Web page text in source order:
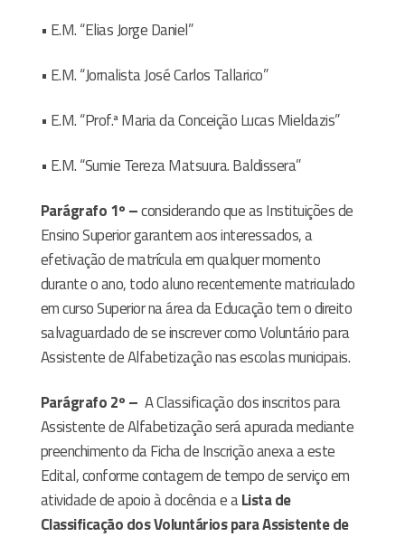
• E.M. “Elias Jorge Daniel”
• E.M. “Jornalista José Carlos Tallarico”
• E.M. “Prof.ª Maria da Conceição Lucas Mieldazis”
• E.M. “Sumie Tereza Matsuura. Baldissera”
Parágrafo 1º –considerando que as Instituições de
Ensino Superior garantem aos interessados, a
efetivação de matrícula em qualquer momento
durante o ano, todo aluno recentemente matriculado
em curso Superior na área da Educação tem o direito
salvaguardado de se inscrever como Voluntário para
Assistente de Alfabetização nas escolas municipais.
Parágrafo 2º – A Classificação dos inscritos para
Assistente de Alfabetização será apurada mediante
preenchimento da Ficha de Inscrição anexa a este
Edital, conforme contagem de tempo de serviço em
atividade de apoio à docência e aLista de
Classificação dos Voluntários para Assistente de